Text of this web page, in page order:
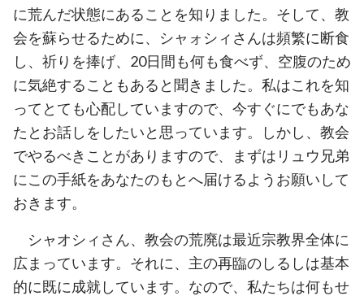
に荒んだ状態にあることを知りました。そして、教
会を蘇らせるために、シャォシィさんは頻繁に断食
し、祈りを捧げ、 20日間も何も食べず、空腹のため
に気絶することもあると聞きました。私はこれを知
ってとても心配していますので、今すぐにでもあな
たとお話しをしたいと思っています。しかし、教会
でやるべきことがありますので、まずはリュウ兄弟
にこの手紙をあなたのもとへ届けるようお願いして
おきます。
シャオシィさん、教会の荒廃は最近宗教界全体に
広まっています。それに、主の再臨のしるしは基本
的に既に成就しています。なので、私たちは何もせ